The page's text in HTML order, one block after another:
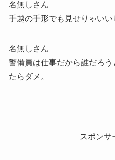
名無しさん
手越の手形でも見せりゃいい
名無しさん
警備員は仕事だから誰だろ
たらダメ。
スポンサ